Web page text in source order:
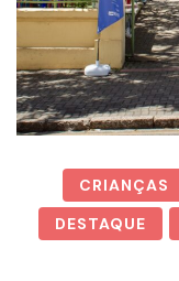
CRIANÇAS
DESTAQUE